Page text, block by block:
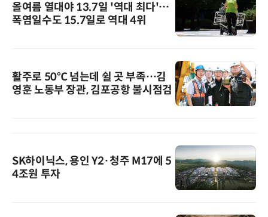
올여름 열대야 13.7일 '역대 최다'…
폭염일수도 15.7일로 역대 4위
활주로 50℃ 넘는데 쉴 곳 부족…김
영훈 노동부 장관, 김포공항 불시점검
SK하이닉스, 용인 Y2·청주 M17에 5
4조원 투자